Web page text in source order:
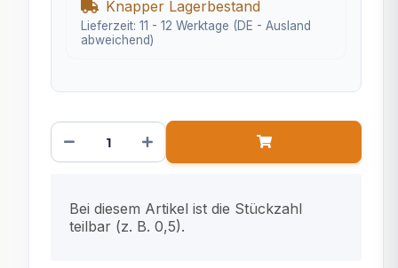
Knapper Lagerbestand
Lieferzeit: 11 - 12 Werktage (DE - Ausland
abweichend)
Bei diesem Artikel ist die Stückzahl
teilbar (z. B. 0,5).